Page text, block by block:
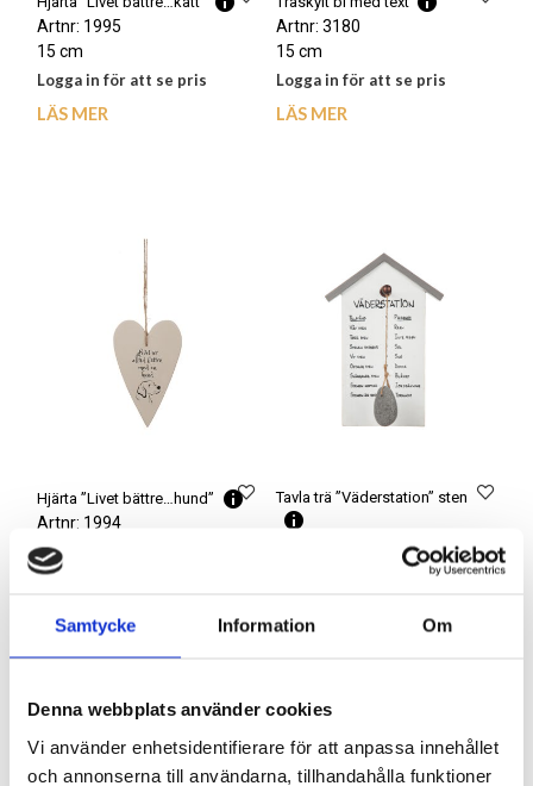
Samtycke Information Om
Denna webbplats använder cookies
Vi använder enhetsidentifierare för att anpassa innehållet
och annonserna till användarna, tillhandahålla funktioner
Artnr: 1995
15 cm
Logga in för att se pris
LÄS MER
Artnr: 3180
15 cm
Logga in för att se pris
LÄS MER
Hjärta ”Livet bättre…hund”
Artnr: 1994
15 cm
Logga in för att se pris
Tavla trä ”Väderstation” sten
LÄS MER